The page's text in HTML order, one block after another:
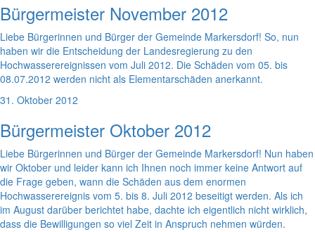
Bürgermeister November 2012
Liebe Bürgerinnen und Bürger der Gemeinde Markersdorf! So, nun
haben wir die Entscheidung der Landesregierung zu den
Hochwasserereignissen vom Juli 2012. Die Schäden vom 05. bis
08.07.2012 werden nicht als Elementarschäden anerkannt.
31. Oktober 2012
Bürgermeister Oktober 2012
Liebe Bürgerinnen und Bürger der Gemeinde Markersdorf! Nun haben
wir Oktober und leider kann ich Ihnen noch immer keine Antwort auf
die Frage geben, wann die Schäden aus dem enormen
Hochwasserereignis vom 5. bis 8. Juli 2012 beseitigt werden. Als ich
im August darüber berichtet habe, dachte ich eigentlich nicht wirklich,
dass die Bewilligungen so viel Zeit in Anspruch nehmen würden.